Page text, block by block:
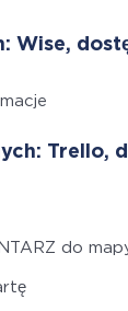
Wise,
Trello,
do